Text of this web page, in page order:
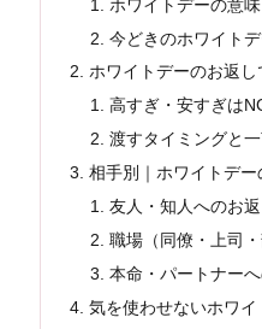
ホワイトデーの意
今どきのホワイト
ホワイトデーのお返
高すぎ・安すぎは
渡すタイミングと
相手別｜ホワイトデ
友人・知人へのお返
職場（同僚・上司
本命・パートナー
気を使わせないホワ